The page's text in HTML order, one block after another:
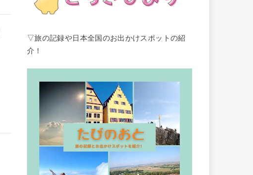
▽旅の記録や日本全国のお出かけスポットの紹
介！